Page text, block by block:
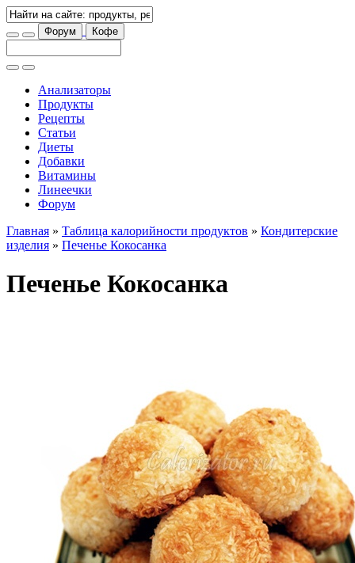
Форум Кофе
Анализаторы
Продукты
Рецепты
Статьи
Диеты
Добавки
Витамины
Линеечки
Форум
Главная » Таблица калорийности продуктов » Кондитерские
изделия » Печенье Кокосанка
Печенье Кокосанка